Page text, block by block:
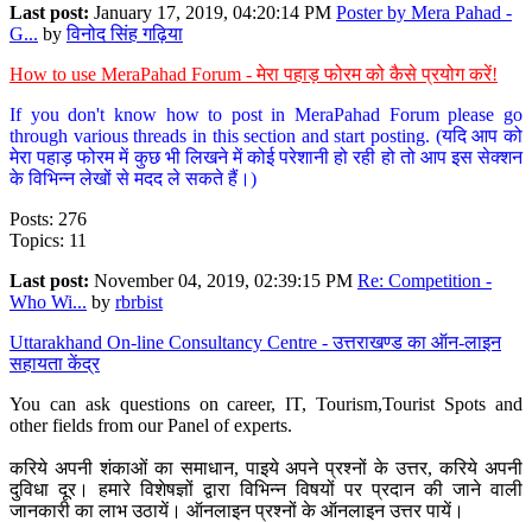
Last post: January 17, 2019, 04:20:14 PM Poster by Mera Pahad -
G... byविनोद सिंह गढ़िया
How to use MeraPahad Forum - मेरा पहाड़ फोरम को कैसे प्रयोग करें!
If you don't know how to post in MeraPahad Forum please go
through various threads in this section and start posting. (यदि आप को
मेरा पहाड़ फोरम में कुछ भी लिखने में कोई परेशानी हो रही हो तो आप इस सेक्शन
के विभिन्न लेखों से मदद ले सकते हैं।)
Posts: 276
Topics: 11
Last post: November 04, 2019, 02:39:15 PM Re: Competition -
Who Wi... by rbrbist
Uttarakhand On-line Consultancy Centre - उत्तराखण्ड का ऑन-लाइन
सहायता केंद्र
You can ask questions on career, IT, Tourism,Tourist Spots and
other fields from our Panel of experts.
करिये अपनी शंकाओं का समाधान, पाइये अपने प्रश्नों के उत्तर, करिये अपनी
दुविधा दूर। हमारे विशेषज्ञों द्वारा विभिन्न विषयों पर प्रदान की जाने वाली
जानकारी का लाभ उठायें। ऑनलाइन प्रश्नों के ऑनलाइन उत्तर पायें।